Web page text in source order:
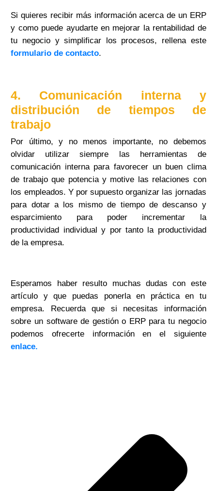
Si quieres recibir más información acerca de un ERP
y como puede ayudarte en mejorar la rentabilidad de
tu negocio y simplificar los procesos, rellena este
formulario de contacto.
4. Comunicación interna y
distribución de tiempos de
trabajo
Por último, y no menos importante, no debemos
olvidar utilizar siempre las herramientas de
comunicación interna para favorecer un buen clima
de trabajo que potencia y motive las relaciones con
los empleados. Y por supuesto organizar las jornadas
para dotar a los mismo de tiempo de descanso y
esparcimiento para poder incrementar la
productividad individual y por tanto la productividad
de la empresa.
Esperamos haber resulto muchas dudas con este
artículo y que puedas ponerla en práctica en tu
empresa. Recuerda que si necesitas información
sobre un software de gestión o ERP para tu negocio
podemos ofrecerte información en el siguiente
enlace.